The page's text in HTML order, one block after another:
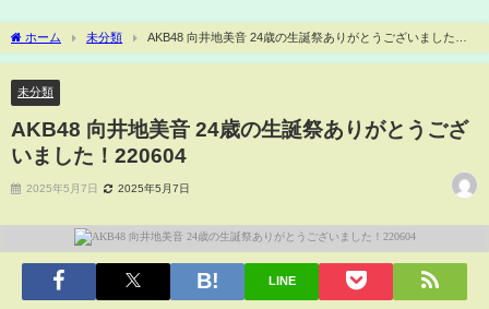
ホーム 未分類
️AKB48 向井地美音 24歳の生誕祭ありがとうございました！
220604
未分類
️AKB48 向井地美音 24歳の生誕祭ありがとうござ
いました！220604
2025年5月7日 2025年5月7日
LINE